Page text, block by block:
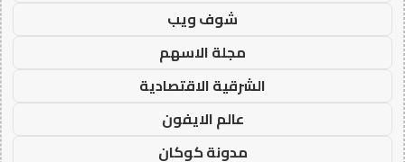
شوف ويب
مجلة الاسهم
الشرقية الاقتصادية
عالم الايفون
مدونة كوكان